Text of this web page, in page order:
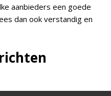
aanbieders een goede
dan ook verstandig en